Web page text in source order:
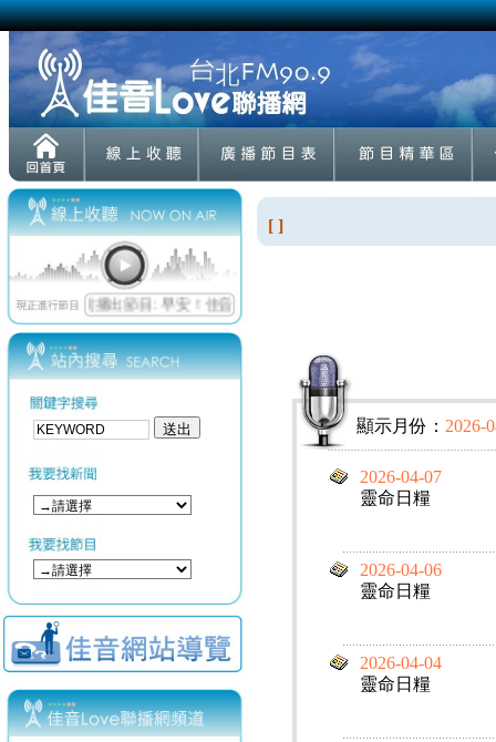
[ ]
顯示月份： 2026-
2026-04-07
靈命日糧
2026-04-06
靈命日糧
2026-04-04
靈命日糧